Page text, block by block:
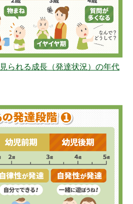
られる成長（発達状況）の年代